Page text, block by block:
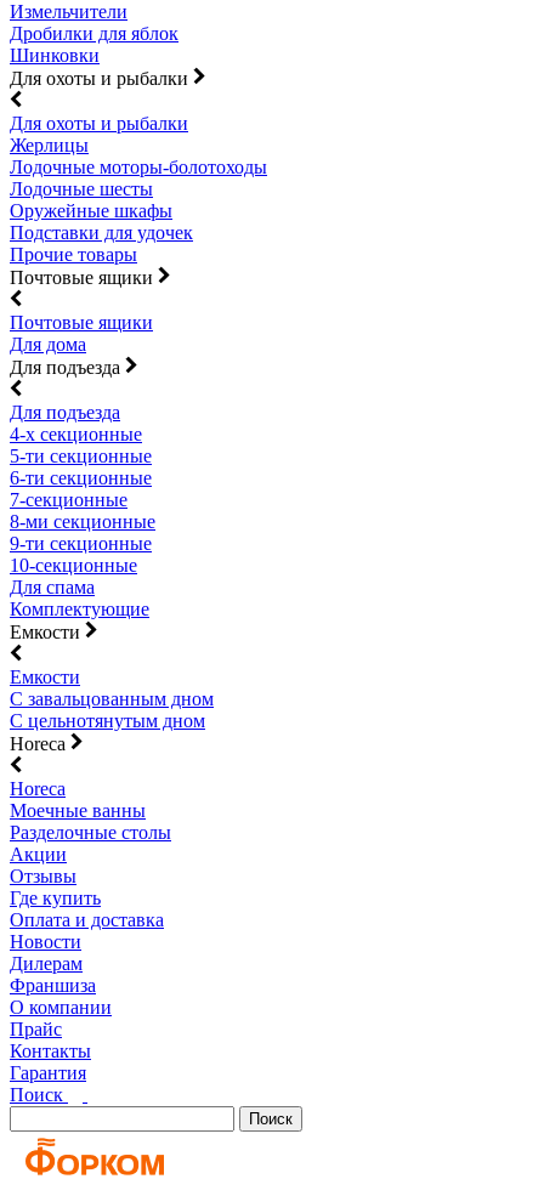
Измельчители
Дробилки для яблок
Шинковки
Для охоты и рыбалки
Для охоты и рыбалки
Жерлицы
Лодочные моторы-болотоходы
Лодочные шесты
Оружейные шкафы
Подставки для удочек
Прочие товары
Почтовые ящики
Почтовые ящики
Для дома
Для подъезда
Для подъезда
4-х секционные
5-ти секционные
6-ти секционные
7-секционные
8-ми секционные
9-ти секционные
10-секционные
Для спама
Комплектующие
Емкости
Емкости
С завальцованным дном
С цельнотянутым дном
Horeca
Horeca
Моечные ванны
Разделочные столы
Акции
Отзывы
Где купить
Оплата и доставка
Новости
Дилерам
Франшиза
О компании
Прайс
Контакты
Гарантия
Поиск
Поиск